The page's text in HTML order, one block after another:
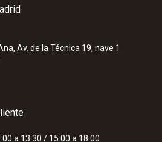
Av. de la Técnica 19, nave 1
a 13:30 / 15:00 a 18:00